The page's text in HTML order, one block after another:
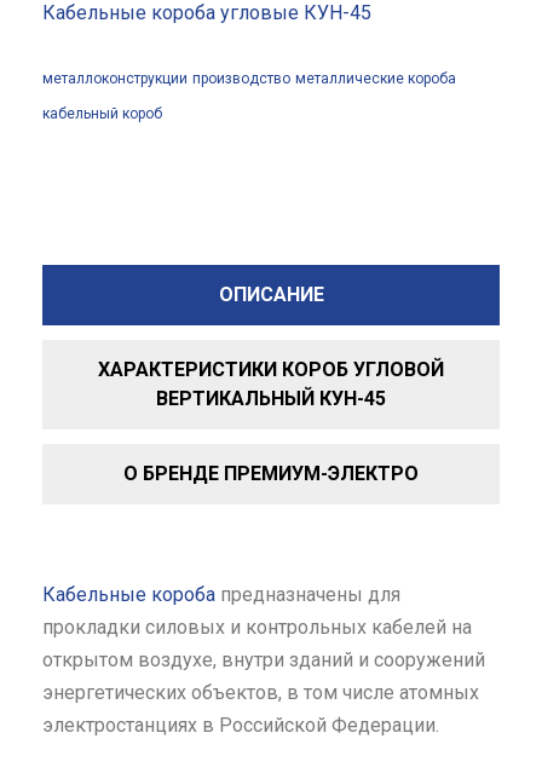
Кабельные короба угловые КУН-45
металлоконструкции производство металлические короба
кабельный короб
ОПИСАНИЕ
ХАРАКТЕРИСТИКИ КОРОБ УГЛОВОЙ
ВЕРТИКАЛЬНЫЙ КУН-45
О БРЕНДЕ ПРЕМИУМ-ЭЛЕКТРО
Кабельные короба предназначены для
прокладки силовых и контрольных кабелей на
открытом воздухе, внутри зданий и сооружений
энергетических объектов, в том числе атомных
электростанциях в Российской Федерации.